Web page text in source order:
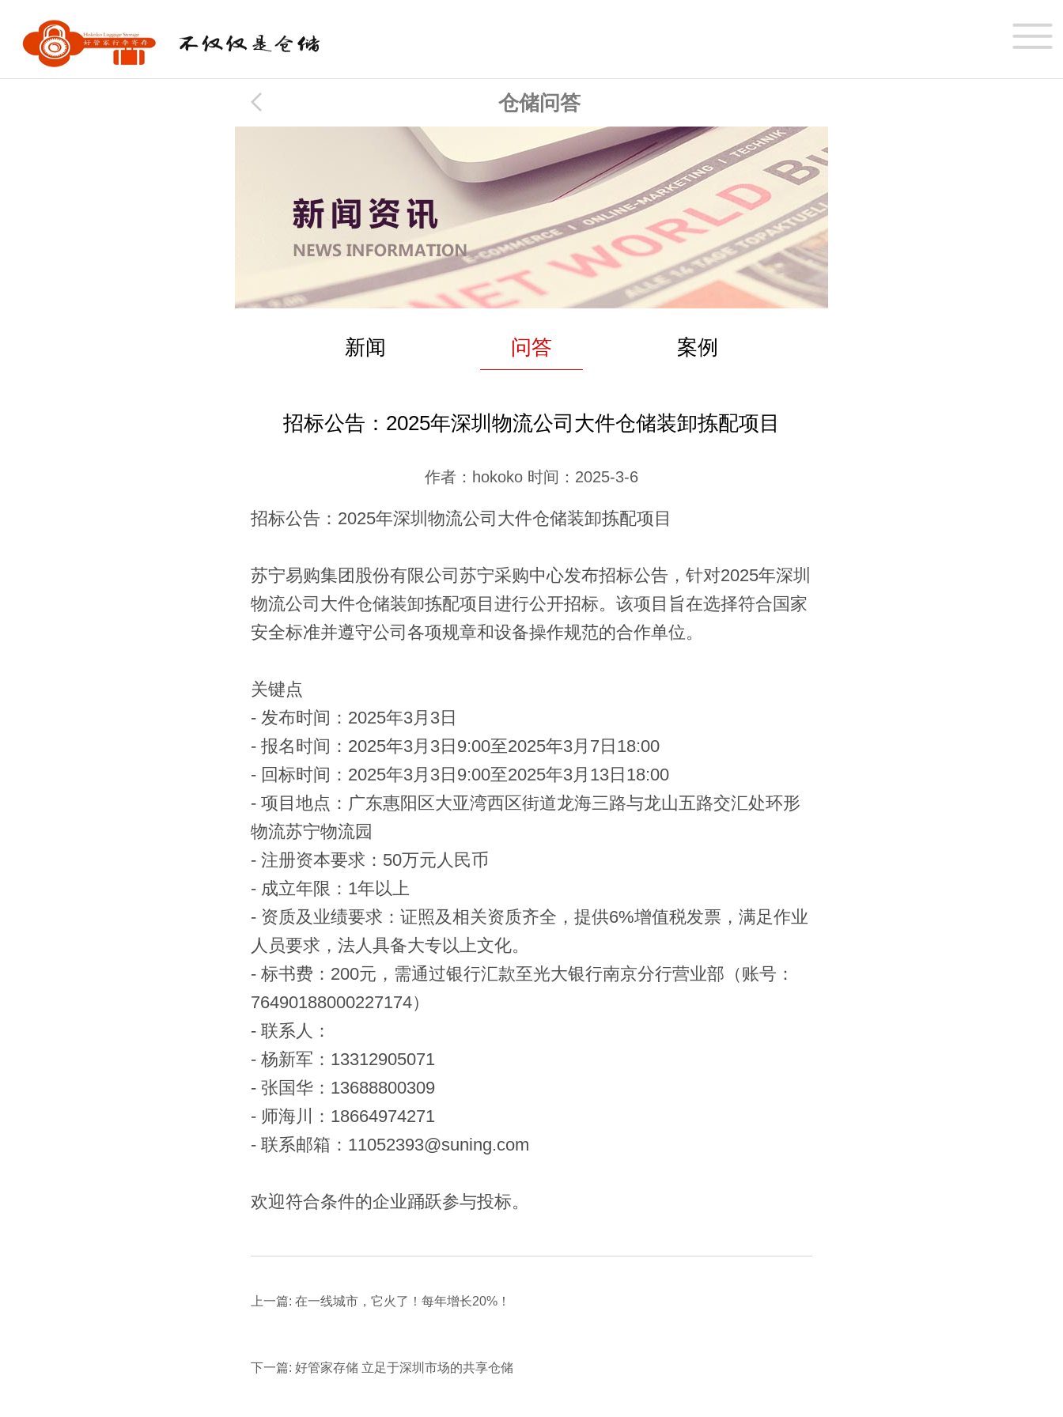
仓储问答
新闻 问答 案例
招标公告：2025年深圳物流公司大件仓储装卸拣配项目
作者：hokoko 时间：2025-3-6
招标公告： 2025年深圳物流公司大件仓储装卸拣配项目
苏宁易购集团股份有限公司苏宁采购中心发布招标公告，针对2025年深圳
物流公司大件仓储装卸拣配项目进行公开招标。该项目旨在选择符合国家
安全标准并遵守公司各项规章和设备操作规范的合作单位。
关键点
- 发布时间： 2025年3月 3日
- 报名时间： 2025年3月 3日 9:00至2025年3月 7 日 18:00
- 回标时间： 2025年3月 3日 9:00至2025年3月 13日 18:00
- 项目地点：广东惠阳区大亚湾西区街道龙海三路与龙山五路交汇处环形
物流苏宁物流园
- 注册资本要求： 50万元人民币
- 成立年限： 1年以上
- 资质及业绩要求：证照及相关资质齐全，提供6%增值税发票，满足作业
人员要求，法人具备大专以上文化。
- 标书费： 200元，需通过银行汇款至光大银行南京分行营业部（账号：
76490188000227174）
- 联系人：
- 杨新军： 13312905071
- 张国华： 13688800309
- 师海川： 18664974271
- 联系邮箱： 11052393@suning.com
欢迎符合条件的企业踊跃参与投标。
上一篇: 在一线城市，它火了！每年增长20%！
下一篇: 好管家存储 立足于深圳市场的共享仓储